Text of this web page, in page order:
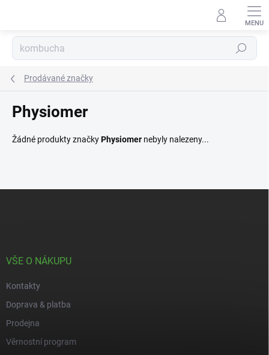
Hledat
Prodávané značky
Physiomer
Žádné produkty značkyPhysiomer nebyly nalezeny...
VŠE O NÁKUPU
Kontakty
Doprava & platba
Prodejna
Věrnostní program